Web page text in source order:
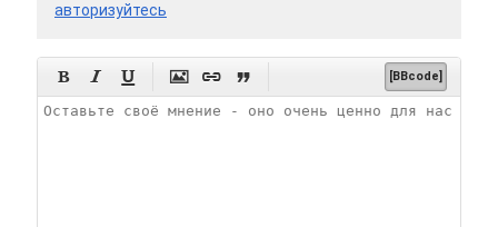
авторизуйтесь
      [BBcode]